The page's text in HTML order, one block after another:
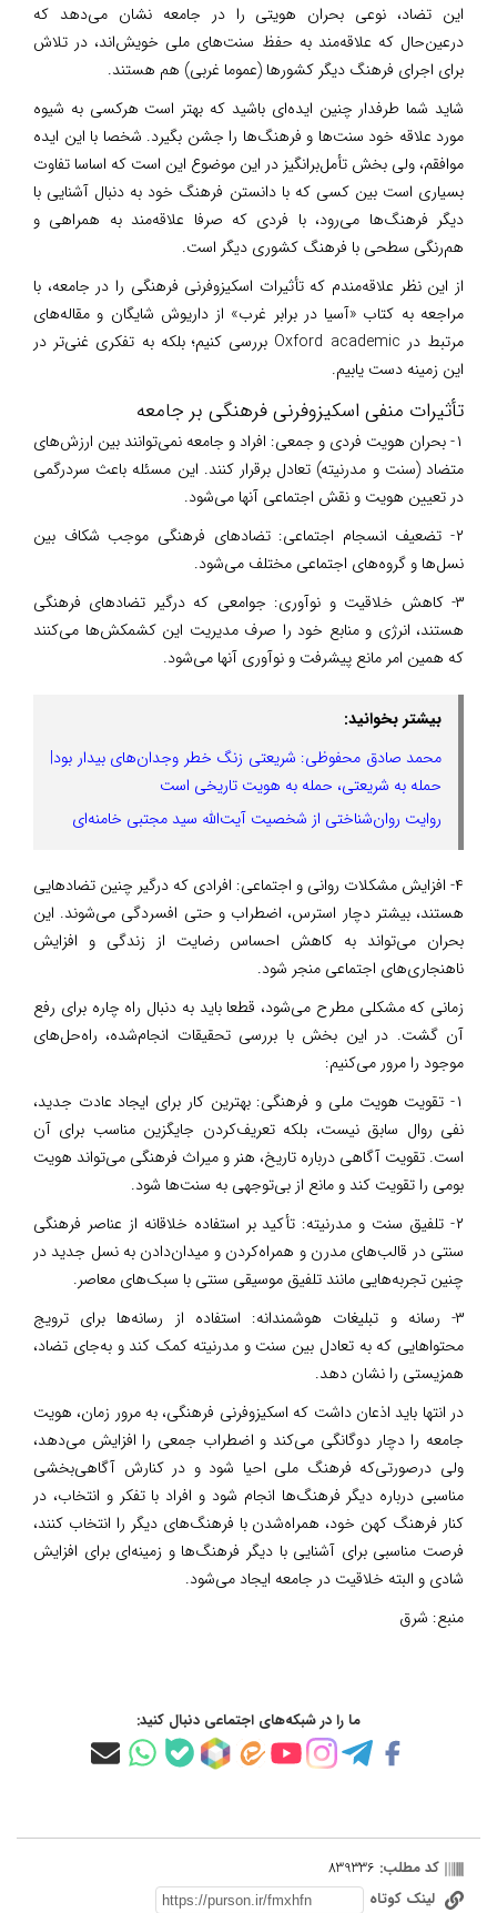
این تضاد، نوعی بحران هویتی را در جامعه نشان می‌دهد که
در‌عین‌حال که علاقه‌مند به حفظ سنت‌های ملی خویش‌اند، در تلاش
برای اجرای فرهنگ دیگر کشور‌ها (عموما غربی) هم هستند.
شاید شما طرفدار چنین ایده‌ای باشید که بهتر است هرکسی به شیوه
مورد علاقه خود سنت‌ها و فرهنگ‌ها را جشن بگیرد. شخصا با این ایده
موافقم، ولی بخش تأمل‌برانگیز در این موضوع این است که اساسا تفاوت
بسیاری است بین کسی که با دانستن فرهنگ خود به دنبال آشنایی با
دیگر فرهنگ‌ها می‌رود، با فردی که صرفا علاقه‌مند به همراهی و
هم‌رنگی سطحی با فرهنگ کشوری دیگر است.
از این نظر علاقه‌مندم که تأثیرات اسکیزوفرنی فرهنگی را در جامعه، با
مراجعه به کتاب «آسیا در برابر غرب» از داریوش شایگان و مقاله‌های
مرتبط در Oxford academic بررسی کنیم؛ بلکه به تفکری غنی‌تر در
این زمینه دست یابیم.
تأثیرات منفی اسکیزوفرنی فرهنگی بر جامعه
۱- بحران هویت فردی و جمعی: افراد و جامعه نمی‌توانند بین ارزش‌های
متضاد (سنت و مدرنیته) تعادل برقرار کنند. این مسئله باعث سردرگمی
در تعیین هویت و نقش اجتماعی آنها می‌شود.
۲- تضعیف انسجام اجتماعی: تضاد‌های فرهنگی موجب شکاف بین
نسل‌ها و گروه‌های اجتماعی مختلف می‌شود.
۳- کاهش خلاقیت و نوآوری: جوامعی که درگیر تضاد‌های فرهنگی
هستند، انرژی و منابع خود را صرف مدیریت این کشمکش‌ها می‌کنند
که همین امر مانع پیشرفت و نوآوری آنها می‌شود​.
بیشتر بخوانید:
محمد صادق محفوظی: شریعتی زنگ خطر وجدان‌های بیدار بود|
حمله به شریعتی، حمله به هویت تاریخی است
روایت روان‌شناختی از شخصیت آیت‌الله سید مجتبی خامنه‌ای
​۴- افزایش مشکلات روانی و اجتماعی: افرادی که درگیر چنین تضاد‌هایی
هستند، بیشتر دچار استرس، اضطراب و حتی افسردگی می‌شوند. این
بحران می‌تواند به کاهش احساس رضایت از زندگی و افزایش
ناهنجاری‌های اجتماعی منجر شود.
زمانی که مشکلی مطرح می‌شود، قطعا باید به دنبال راه چاره برای رفع
آن گشت. در این بخش با بررسی تحقیقات انجام‌شده، راه‌حل‌های
موجود را مرور می‌کنیم:
۱- تقویت هویت ملی و فرهنگی: بهترین کار برای ایجاد عادت جدید،
نفی روال سابق نیست، بلکه تعریف‌کردن جایگزین مناسب برای آن
است. تقویت آگاهی درباره تاریخ، هنر و میراث فرهنگی می‌تواند هویت
بومی را تقویت کند و مانع از بی‌توجهی به سنت‌ها شود.
۲- تلفیق سنت و مدرنیته: تأکید بر استفاده خلاقانه از عناصر فرهنگی
سنتی در قالب‌های مدرن و همراه‌کردن و میدان‌دادن به نسل جدید در
چنین تجربه‌هایی مانند تلفیق موسیقی سنتی با سبک‌های معاصر.
۳- رسانه و تبلیغات هوشمندانه: استفاده از رسانه‌ها برای ترویج
محتوا‌هایی که به تعادل بین سنت و مدرنیته کمک کند و به‌جای تضاد،
همزیستی را نشان دهد.
در انتها باید اذعان داشت که اسکیزوفرنی فرهنگی، به مرور زمان، هویت
جامعه را دچار دوگانگی می‌کند و اضطراب جمعی را افزایش می‌دهد،
ولی در‌صورتی‌که فرهنگ ملی احیا شود و در کنارش آگاهی‌بخشی
مناسبی درباره دیگر فرهنگ‌ها انجام شود و افراد با تفکر و انتخاب، در
کنار فرهنگ کهن خود، همراه‌شدن با فرهنگ‌های دیگر را انتخاب کنند،
فرصت مناسبی برای آشنایی با دیگر فرهنگ‌ها و زمینه‌ای برای افزایش
شادی و البته خلاقیت در جامعه ایجاد می‌شود.
منبع: شرق
ما را در شبکه‌های اجتماعی دنبال کنید:
کد مطلب: 839336
لینک کوتاه